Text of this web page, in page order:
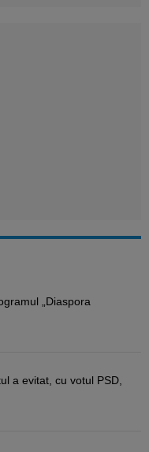
„Diaspora
a evitat, cu votul PSD,